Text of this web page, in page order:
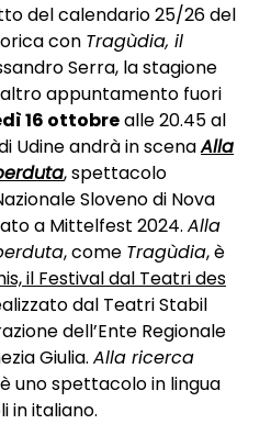
del calendario 25/26 del
con Tragùdia, il
Serra, la stagione
altro appuntamento fuori
16 ottobrealle 20.45 al
Udine andrà in scenaAlla
, spettacolo
Sloveno di Nova
a Mittelfest 2024. Alla
, come Tragùdia, è
il Festival dal Teatri des
dal Teatri Stabil
dell’Ente Regionale
Giulia. Alla ricerca
è uno spettacolo in lingua
in italiano.